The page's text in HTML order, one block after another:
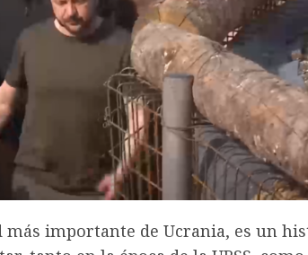
más importante de Ucrania, es un